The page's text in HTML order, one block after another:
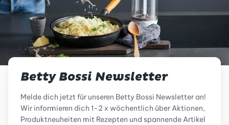
Betty Bossi Newsletter
Melde dich jetzt für unseren Betty Bossi Newsletter an!
Wir informieren dich 1-2 x wöchentlich über Aktionen,
Produktneuheiten mit Rezepten und spannende Artikel